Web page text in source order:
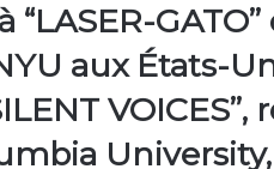
“LASER-GATO”
aux États-
VOICES”,
University,